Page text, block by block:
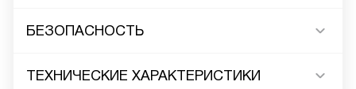
БЕЗОПАСНОСТЬ
ТЕХНИЧЕСКИЕ ХАРАКТЕРИСТИКИ